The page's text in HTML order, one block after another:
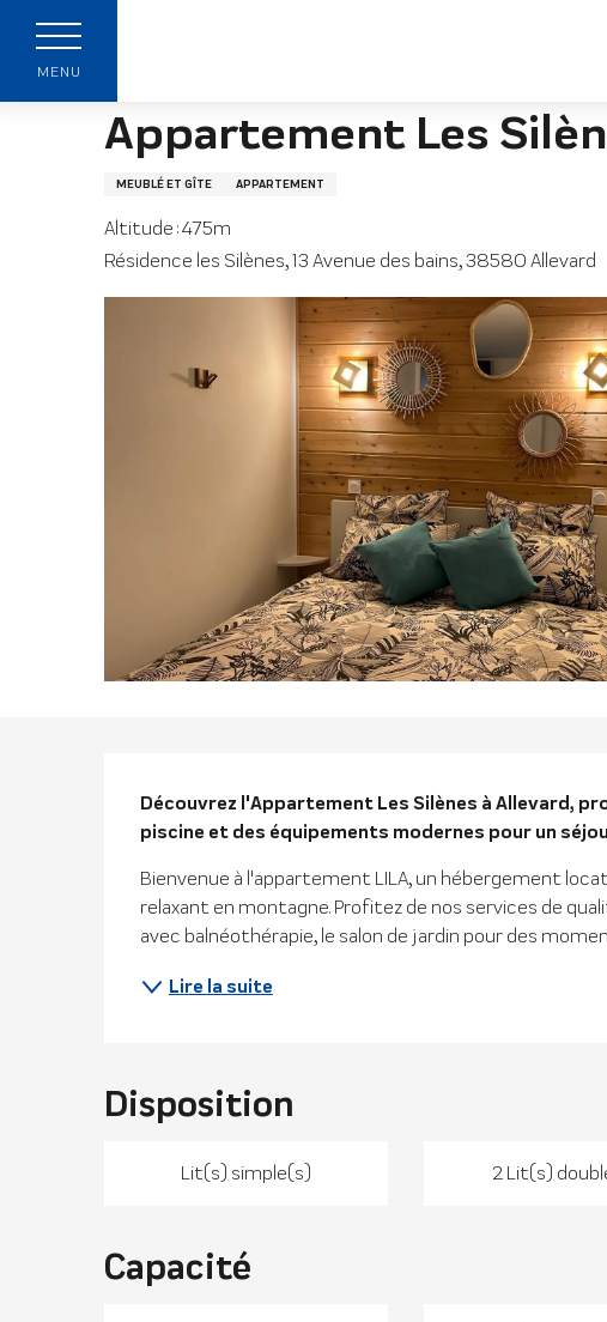
contenu
principal
MENU
Appartement Les
MEUBLÉ ET GÎTE APPARTEMENT
Altitude : 475m
Résidence les Silènes, 13 Avenue des bains, 38580 Allevard
Description
Découvrez l'Appartement Les Silènes à Allevard,
piscine et des équipements modernes pour un
Bienvenue à l'appartement LILA, un hébergement
relaxant en montagne. Profitez de nos services de
avec balnéothérapie, le salon de jardin pour des
Lire la suite
Disposition
Lit(s) simple(s) 2 Lit(s)
Capacité